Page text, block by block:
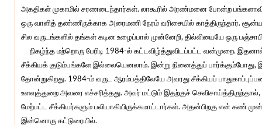
அகதிகள் முகாமில் சரணடைந்தார்கள். லாகூரில் அரண்மனை போன்ற
ஒரு வாளித் தண்ணீருக்காக அரைமணி நேரம் வரிசையில் காத்திருந்தார்.
சில வருடங்களில் தங்கள் கடின உழைப்பால் முன்னேறி, தில்லியையே ஒரு
நிகழ்ந்த மற்றொரு பேரிடி 1984-ல் கட்டவிழ்த்துவிடப்பட்ட வன்முறை.
சீக்கியக் குடும்பங்களே இல்லையெனலாம். இன்று நினைத்துப்
தோன்றுகிறது. 1984-ம் வருட ஆரம்பத்திலேயே அவரது சீக்கியப்
உளவுத்துறை அவரை எச்சரித்தது. அவர் மட்டும் இதற்குச் செவிசாய்த்திருந்தால்,
மேற்பட்ட சீக்கியர்களும் பலியாகியிருக்கமாட்டார்கள். அதன்பிறகு என் கண்
இன்னொரு கட்டுரையில்.